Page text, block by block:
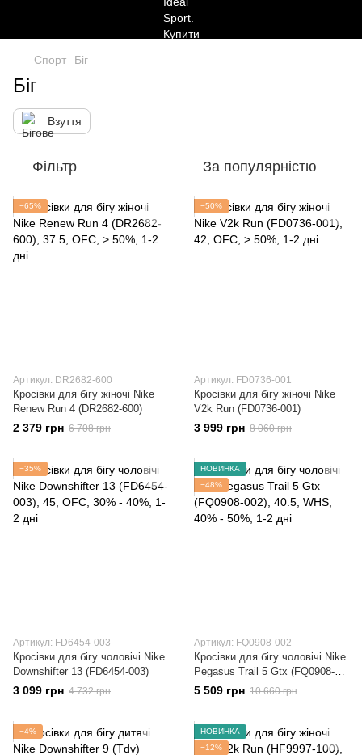
Спорт Біг
Біг
Взуття
Фільтр За популярністю
−65%
Артикул: DR2682-600
Кросівки для бігу жіночі Nike
Renew Run 4 (DR2682-600)
2 379 грн 6 708 грн
−50%
Артикул: FD0736-001
Кросівки для бігу жіночі Nike
V2k Run (FD0736-001)
3 999 грн 8 060 грн
−35%
Артикул: FD6454-003
Кросівки для бігу чоловічі Nike
Downshifter 13 (FD6454-003)
3 099 грн 4 732 грн
НОВИНКА
−48%
Артикул: FQ0908-002
Кросівки для бігу чоловічі Nike
Pegasus Trail 5 Gtx (FQ0908-
002)
5 509 грн 10 660 грн
−4%
НОВИНКА
−12%